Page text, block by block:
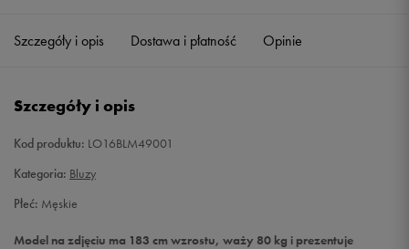
L Powiadom o dostępności
XXL
Szczegóły i opis Dostawa i płatność Opinie
Szczegóły i opis
Kod produktu: LO16BLM49001
Kategoria: Bluzy
Płeć: Męskie
Model na zdjęciu ma 183 cm wzrostu, waży 80 kg i prezentuje